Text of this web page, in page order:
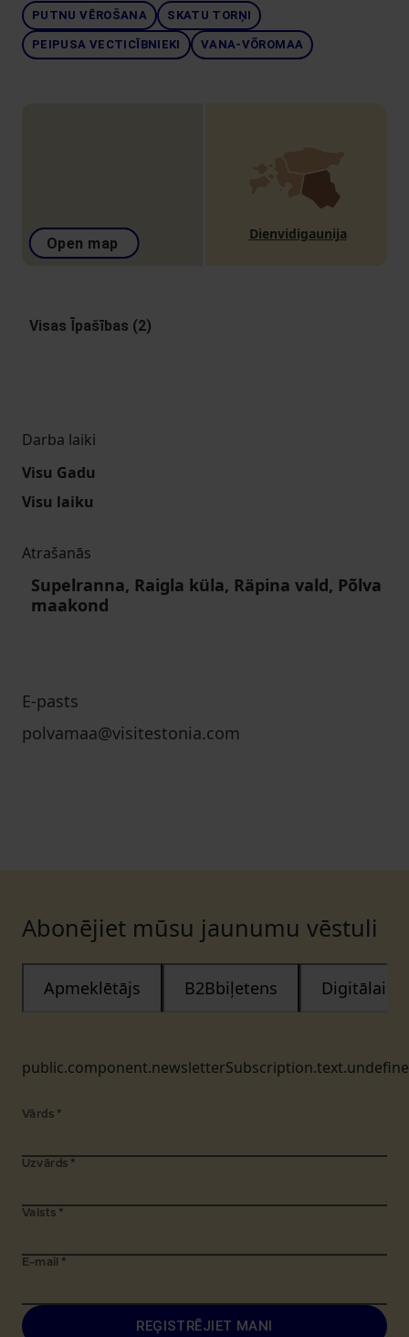
PUTNU VĒROŠANA SKATU TORŅI
PEIPUSA VECTICĪBNIEKI VANA-VÕROMAA
Open map
Dienvidigaunija
Visas Īpašības (2)
Darba laiki
Visu Gadu
Visu laiku
Atrašanās
Supelranna, Raigla küla, Räpina vald, Põlva
maakond
E-pasts
polvamaa@visitestonia.com
Abonējiet mūsu jaunumu vēstuli
Apmeklētājs B2Bbiļetens Digitālais
Vārds *
Uzvārds *
Valsts *
E-mail *
REĢISTRĒJIET MANI